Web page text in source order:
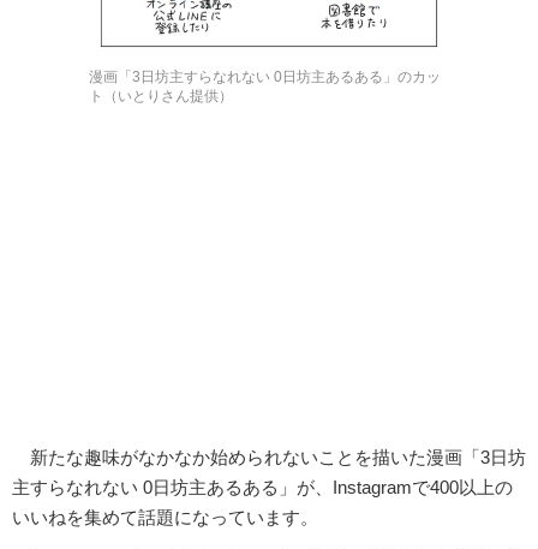
漫画「3日坊主すらなれない 0日坊主あるある」のカッ
ト（いとりさん提供）
新たな趣味がなかなか始められないことを描いた漫画「3日坊
主すらなれない 0日坊主あるある」が、Instagramで400以上の
いいねを集めて話題になっています。